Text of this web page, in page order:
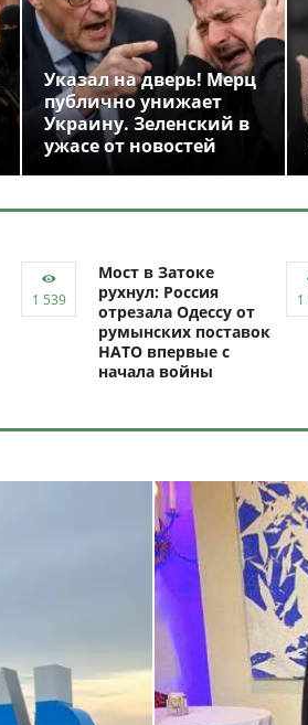
Указал на дверь! Мерц
публично унижает
Украину. Зеленский в
ужасе от новостей
Мост в Затоке
рухнул: Россия
отрезала Одессу от
румынских поставок
НАТО впервые с
начала войны